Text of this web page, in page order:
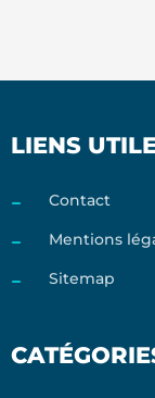
LIENS
Contact
Mentions
Sitemap